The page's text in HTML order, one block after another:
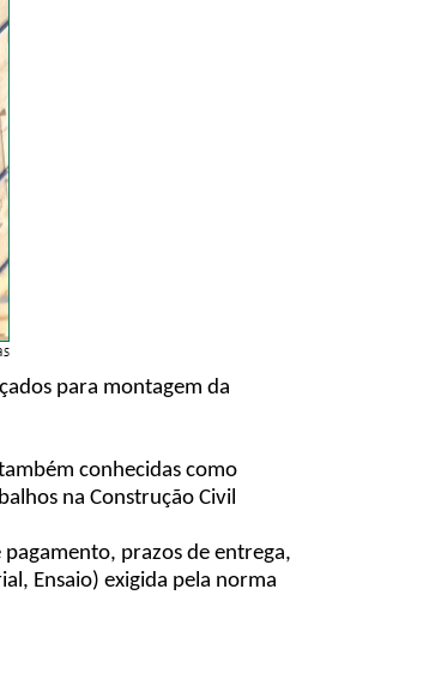
para montagem da
conhecidas como
na Construção Civil
prazos de entrega,
Ensaio) exigida pela norma